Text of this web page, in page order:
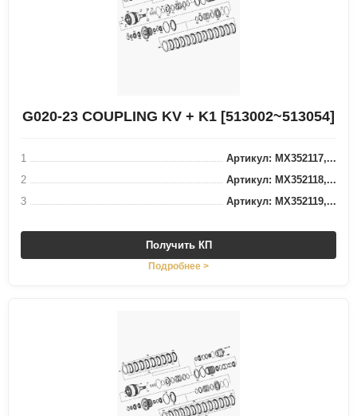
G020-23 COUPLING KV + K1 [513002~513054]
1
Артикул: MX352117,...
2
Артикул: MX352118,...
3
Артикул: MX352119,...
Получить КП
Подробнее >